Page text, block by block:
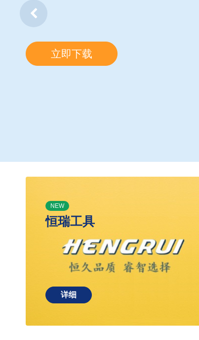
立即下载
NEW
恒瑞工具
详细